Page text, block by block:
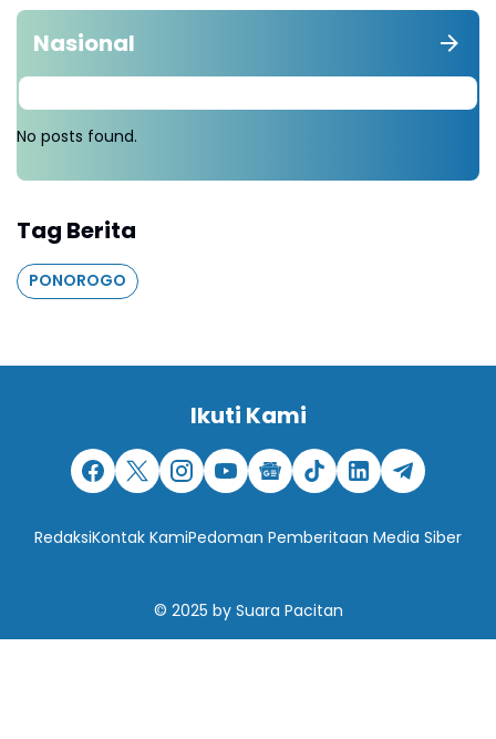
Nasional
No posts found.
Tag Berita
PONOROGO
Ikuti Kami
RedaksiKontak KamiPedoman Pemberitaan Media Siber
© 2025 by Suara Pacitan